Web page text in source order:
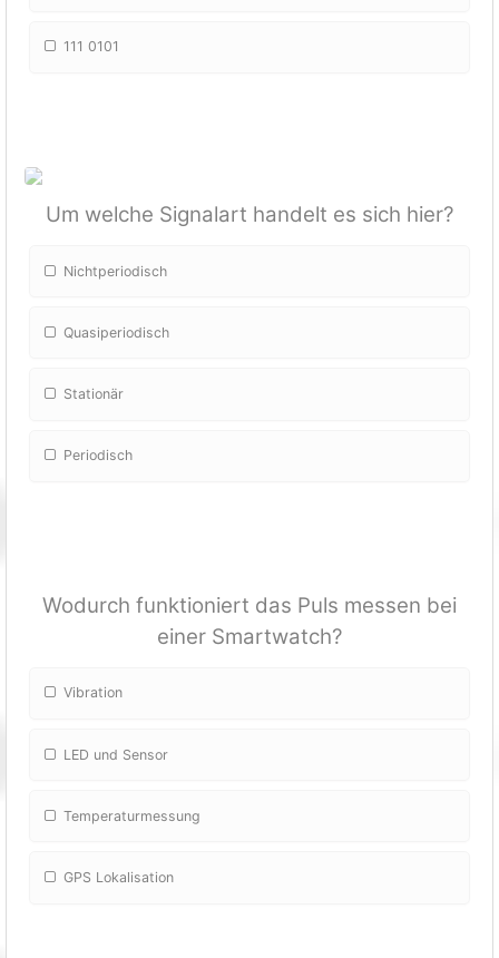
111 0101
Um welche Signalart handelt es sich hier?
Nichtperiodisch
Quasiperiodisch
Stationär
Periodisch
Wodurch funktioniert das Puls messen bei
einer Smartwatch?
Vibration
LED und Sensor
Temperaturmessung
GPS Lokalisation